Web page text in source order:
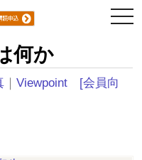
何か
｜Viewpoint
[会員向